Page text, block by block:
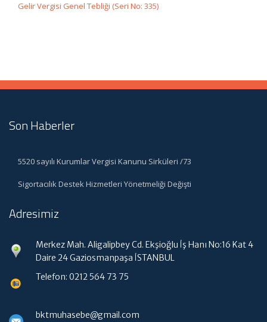
Gelir Vergisi Genel Tebliği (Seri No: 335)
Son Haberler
5520 sayılı Kurumlar Vergisi Kanunu Sirküleri /73
Sigortacılık Destek Hizmetleri Yönetmeliği Değişti
Adresimiz
Merkez Mah. Aligalipbey Cd. Ekşioğlu İş Hanı No:16 Kat 4
Daire 24 Gaziosmanpaşa İSTANBUL
Telefon: 0212 564 73 75
bktmuhasebe@gmail.com